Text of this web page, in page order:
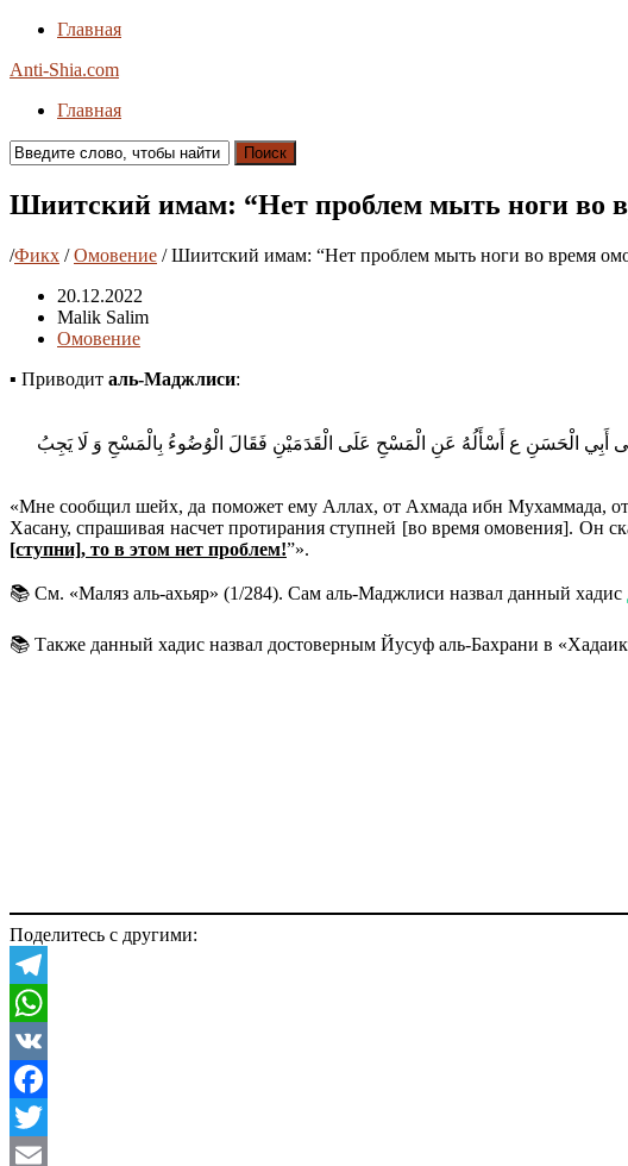
Главная
Anti-Shia.com
Главная
Поиск
Шиитский имам: “Нет проблем мыть ноги во
/Фикх / Омовение /Шиитский имам: “Нет проблем мыть ноги во время
20.12.2022
Malik Salim
Омовение
▪︎ Приводит аль-Маджлиси:
أَبِي الْحَسَنِ ع أَسْأَلُهُ عَنِ الْمَسْحِ عَلَى الْقَدَمَيْنِ فَقَالَ الْوُضُوءُ بِالْمَسْحِ وَ لَا يَجِبُ
«Мне сообщил шейх, да поможет ему Аллах, от Ахмада ибн Мухаммада,
Хасану, спрашивая насчет протирания ступней [во время омовения]. Он
[ступни], то в этом нет проблем!”».
📚 См. «Маляз аль-ахьяр» (1/284). Сам аль-Маджлиси назвал данный хадис
📚 Также данный хадис назвал достоверным Йусуф аль-Бахрани в
Поделитесь с другими:
Telegram
WhatsApp
VK
Facebook
Twitter